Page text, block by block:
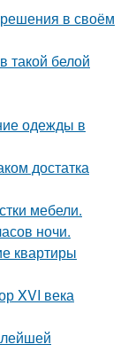
в своём
такой белой
одежды в
достатка
мебели.
ночи.
квартиры
XVI века